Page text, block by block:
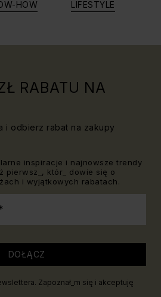
HOW LIFESTYLE
RABATU NA
i odbierz rabat na zakupy
inspiracje i najnowsze trendy
pierwsz_, któr_ dowie się o
i wyjątkowych rabatach.
DOŁĄCZ
Zapoznał_m się i akceptuję